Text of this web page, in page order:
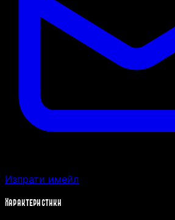
Изпрати имейл
Характеристики